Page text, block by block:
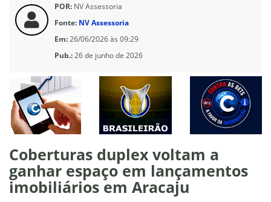
POR: NV Assessoria
Fonte: NV Assessoria
Em:26/06/2026 às 09:29
Pub.:26 de junho de 2026
Coberturas duplex voltam a
ganhar espaço em lançamentos
imobiliários em Aracaju